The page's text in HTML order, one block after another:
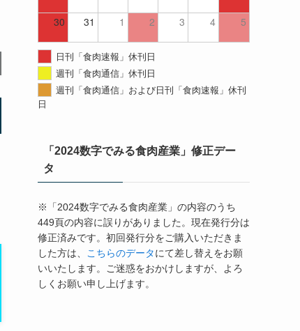
30 31 1 2 3 4 5
日刊「食肉速報」休刊日
週刊「食肉通信」休刊日
週刊「食肉通信」および日刊「食肉速報」休刊
日
「2024数字でみる食肉産業」修正デー
タ
※「2024数字でみる食肉産業」の内容のうち
449頁の内容に誤りがありました。現在発行分は
修正済みです。初回発行分をご購入いただきま
した方は、
こちらのデータにて差し替えをお願
いいたします。ご迷惑をおかけしますが、よろ
しくお願い申し上げます。